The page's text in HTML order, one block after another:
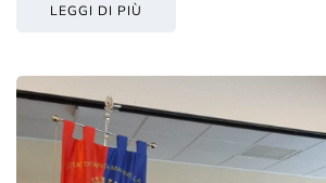
LEGGI DI PIÙ